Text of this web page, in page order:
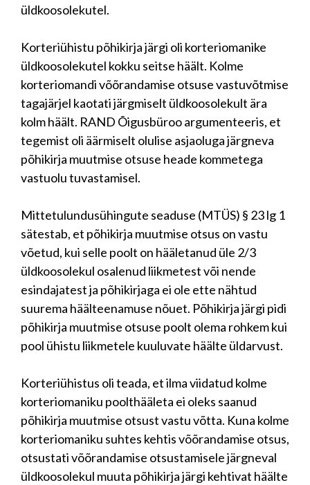
üldkoosolekutel.
Korteriühistu põhikirja järgi oli korteriomanike
üldkoosolekutel kokku seitse häält. Kolme
korteriomandi võõrandamise otsuse vastuvõtmise
tagajärjel kaotati järgmiselt üldkoosolekult ära
kolm häält. RAND Õigusbüroo argumenteeris, et
tegemist oli äärmiselt olulise asjaoluga järgneva
põhikirja muutmise otsuse heade kommetega
vastuolu tuvastamisel.
Mittetulundusühingute seaduse (MTÜS) § 23 lg 1
sätestab, et põhikirja muutmise otsus on vastu
võetud, kui selle poolt on hääletanud üle 2/3
üldkoosolekul osalenud liikmetest või nende
esindajatest ja põhikirjaga ei ole ette nähtud
suurema häälteenamuse nõuet. Põhikirja järgi pidi
põhikirja muutmise otsuse poolt olema rohkem kui
pool ühistu liikmetele kuuluvate häälte üldarvust.
Korteriühistus oli teada, et ilma viidatud kolme
korteriomaniku poolthääleta ei oleks saanud
põhikirja muutmise otsust vastu võtta. Kuna kolme
korteriomaniku suhtes kehtis võõrandamise otsus,
otsustati võõrandamise otsustamisele järgneval
üldkoosolekul muuta põhikirja järgi kehtivat häälte